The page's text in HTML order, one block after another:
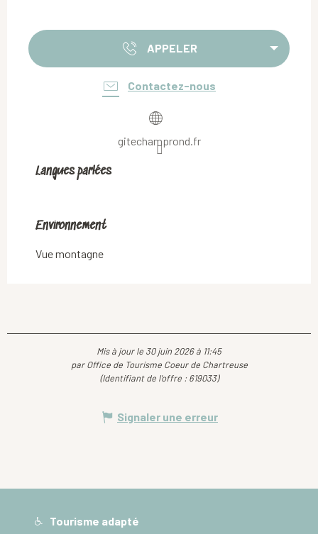
APPELER
Contactez-nous
gitechamprond.fr
Langues parlées
Langues parlées
Environnement
Environnement
Vue montagne
Mis à jour le 30 juin 2026 à 11:45
par Office de Tourisme Coeur de Chartreuse
(Identifiant de l'offre : 619033)
Signaler une erreur
Tourisme adapté